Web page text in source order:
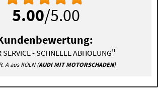
5.00/5.00
SERVICE - SCHNELLE ABHOLUNG"
A aus KÖLN (AUDI MIT MOTORSCHADEN)